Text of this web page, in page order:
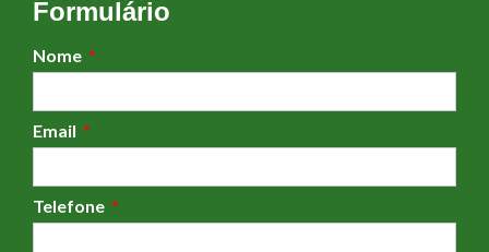
Formulário
Nome
Email
Telefone